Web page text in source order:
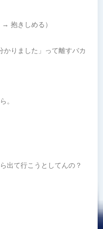
抱きしめる）
りました」って離すバカ
。
出て行こうとしてんの？